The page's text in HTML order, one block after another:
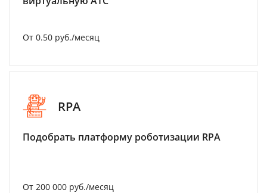
От 0.50 руб./месяц
RPA
Подобрать платформу роботизации RPA
От 200 000 руб./месяц